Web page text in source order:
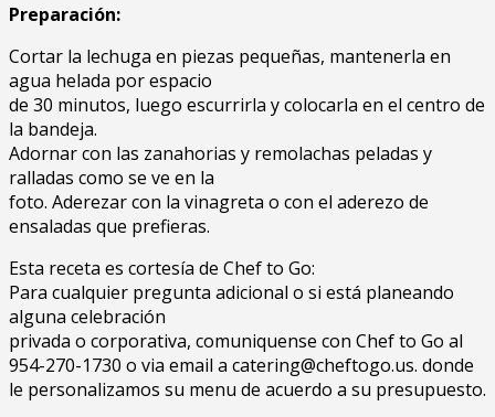
Preparación:
Cortar la lechuga en piezas pequeñas, mantenerla en
agua helada por espacio
de 30 minutos, luego escurrirla y colocarla en el centro de
la bandeja.
Adornar con las zanahorias y remolachas peladas y
ralladas como se ve en la
foto. Aderezar con la vinagreta o con el aderezo de
ensaladas que prefieras.
Esta receta es cortesía de Chef to Go:
Para cualquier pregunta adicional o si está planeando
alguna celebración
privada o corporativa, comuniquense con Chef to Go al
954-270-1730 o via email a catering@cheftogo.us. donde
le personalizamos su menu de acuerdo a su presupuesto.